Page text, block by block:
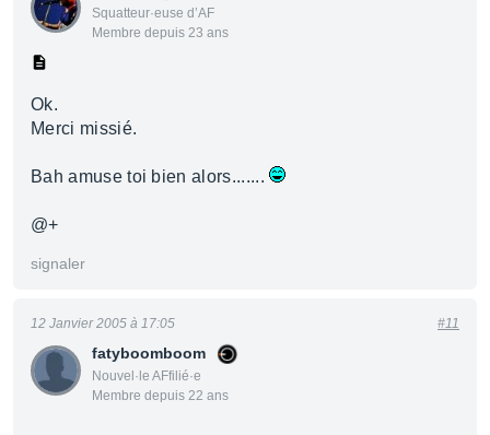
Squatteur·euse d’AF
Membre depuis 23 ans
Ok.
Merci missié.
Bah amuse toi bien alors.......
@+
signaler
fatyboomboom
Nouvel·le AFfilié·e
Membre depuis 22 ans
12 Janvier 2005 à 17:05 #11